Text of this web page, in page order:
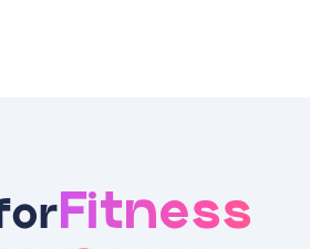
Fitness